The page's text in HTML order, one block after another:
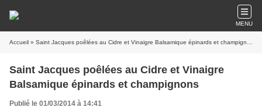
MENU
Accueil » Saint Jacques poêlées au Cidre et Vinaigre Balsamique épinards et champignons
Saint Jacques poêlées au Cidre et Vinaigre
Balsamique épinards et champignons
Publié le 01/03/2014 à 14:41